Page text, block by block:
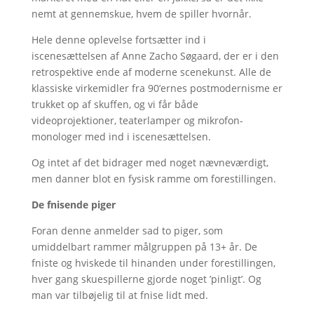
nemt at gennemskue, hvem de spiller hvornår.
Hele denne oplevelse fortsætter ind i
iscenesættelsen af Anne Zacho Søgaard, der er i den
retrospektive ende af moderne scenekunst. Alle de
klassiske virkemidler fra 90’ernes postmodernisme er
trukket op af skuffen, og vi får både
videoprojektioner, teaterlamper og mikrofon-
monologer med ind i iscenesættelsen.
Og intet af det bidrager med noget nævneværdigt,
men danner blot en fysisk ramme om forestillingen.
De fnisende piger
Foran denne anmelder sad to piger, som
umiddelbart rammer målgruppen på 13+ år. De
fniste og hviskede til hinanden under forestillingen,
hver gang skuespillerne gjorde noget ’pinligt’. Og
man var tilbøjelig til at fnise lidt med.